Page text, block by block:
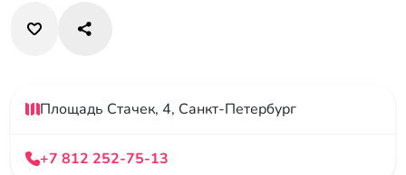
Площадь Стачек, 4, Санкт-Петербург
+7 812 252-75-13